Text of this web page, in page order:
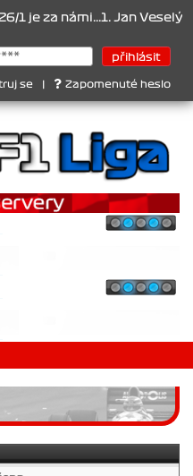
Jan Veselý , 2. Jan
se Zapomenuté heslo